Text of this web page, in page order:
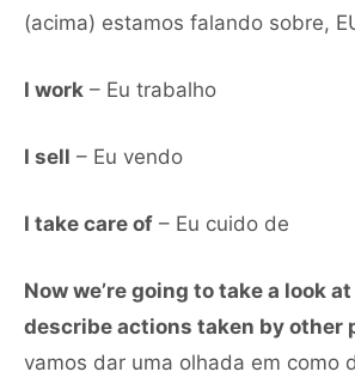
(acima) estamos falando sobre,
I work – Eu trabalho
I sell – Eu vendo
I take care of – Eu cuido de
Now we’re going to take a look
describe actions taken by other
vamos dar uma olhada em como